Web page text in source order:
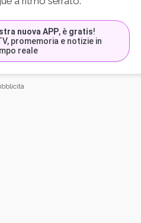
nuova APP, è gratis!
promemoria e notizie in
reale